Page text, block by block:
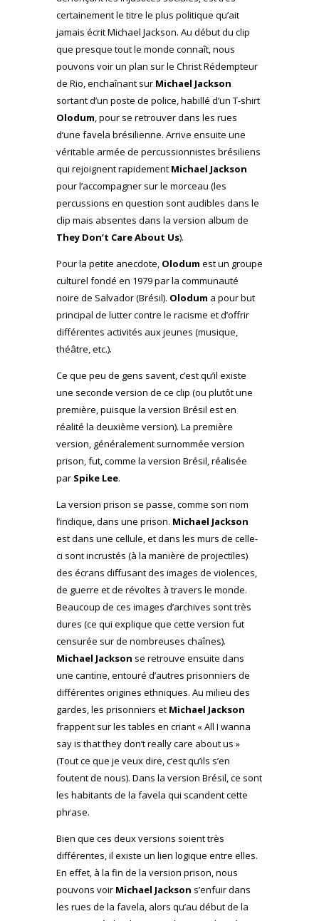
certainement le titre le plus politique qu’ait
jamais écrit Michael Jackson. Au début du clip
que presque tout le monde connaît, nous
pouvons voir un plan sur le Christ Rédempteur
de Rio, enchaînant sur Michael Jackson
sortant d’un poste de police, habillé d’un T-shirt
Olodum, pour se retrouver dans les rues
d’une favela brésilienne. Arrive ensuite une
véritable armée de percussionnistes brésiliens
qui rejoignent rapidement Michael Jackson
pour l’accompagner sur le morceau (les
percussions en question sont audibles dans le
clip mais absentes dans la version album de
They Don’t Care About Us).
Pour la petite anecdote, Olodum est un groupe
culturel fondé en 1979 par la communauté
noire de Salvador (Brésil). Olodum a pour but
principal de lutter contre le racisme et d’offrir
différentes activités aux jeunes (musique,
théâtre, etc.).
Ce que peu de gens savent, c’est qu’il existe
une seconde version de ce clip (ou plutôt une
première, puisque la version Brésil est en
réalité la deuxième version). La première
version, généralement surnommée version
prison, fut, comme la version Brésil, réalisée
par Spike Lee.
La version prison se passe, comme son nom
l’indique, dans une prison. Michael Jackson
est dans une cellule, et dans les murs de celle-
ci sont incrustés (à la manière de projectiles)
des écrans diffusant des images de violences,
de guerre et de révoltes à travers le monde.
Beaucoup de ces images d’archives sont très
dures (ce qui explique que cette version fut
censurée sur de nombreuses chaînes).
Michael Jackson se retrouve ensuite dans
une cantine, entouré d’autres prisonniers de
différentes origines ethniques. Au milieu des
gardes, les prisonniers et Michael Jackson
frappent sur les tables en criant « All I wanna
say is that they don’t really care about us »
(Tout ce que je veux dire, c’est qu’ils s’en
foutent de nous). Dans la version Brésil, ce sont
les habitants de la favela qui scandent cette
phrase.
Bien que ces deux versions soient très
différentes, il existe un lien logique entre elles.
En effet, à la fin de la version prison, nous
pouvons voir Michael Jackson s’enfuir dans
les rues de la favela, alors qu’au début de la